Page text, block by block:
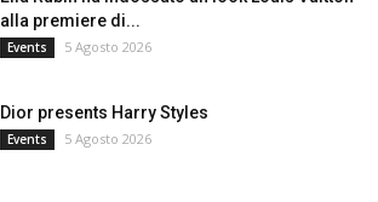
alla premiere di...
Events 5 Agosto 2026
Dior presents Harry Styles
Events 5 Agosto 2026